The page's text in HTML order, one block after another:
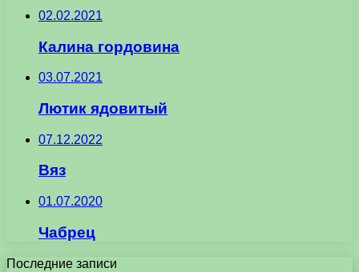
02.02.2021
Калина гордовина
03.07.2021
Лютик ядовитый
07.12.2022
Вяз
01.07.2020
Чабрец
Последние записи